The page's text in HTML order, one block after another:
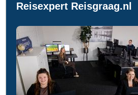
Reisexpert Reisgraag.nl